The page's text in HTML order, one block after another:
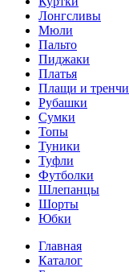
Лонгсливы
Мюли
Пальто
Пиджаки
Платья
Плащи и тренчи
Рубашки
Сумки
Топы
Туники
Туфли
Футболки
Шлепанцы
Шорты
Юбки
Главная
Каталог